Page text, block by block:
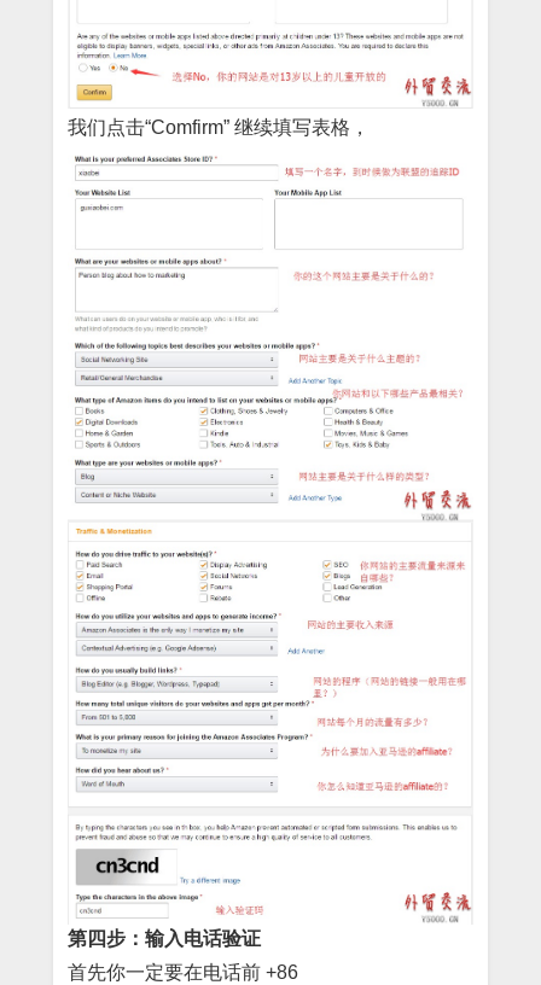
我们点击“Comfirm” 继续填写表格，
第四步：输入电话验证
首先你一定要在电话前 +86